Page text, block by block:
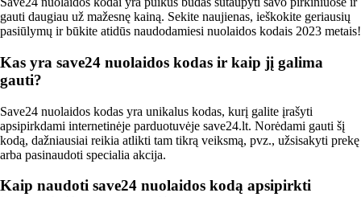
gauti daugiau už mažesnę kainą. Sekite naujienas, ieškokite geriausių
pasiūlymų ir būkite atidūs naudodamiesi nuolaidos kodais 2023 metais!
Kas yra save24 nuolaidos kodas ir kaip jį galima
gauti?
Save24 nuolaidos kodas yra unikalus kodas, kurį galite įrašyti
apsipirkdami internetinėje parduotuvėje save24.lt. Norėdami gauti šį
kodą, dažniausiai reikia atlikti tam tikrą veiksmą, pvz., užsisakyti prekę
arba pasinaudoti specialia akcija.
Kaip naudoti save24 nuolaidos kodą apsipirkti